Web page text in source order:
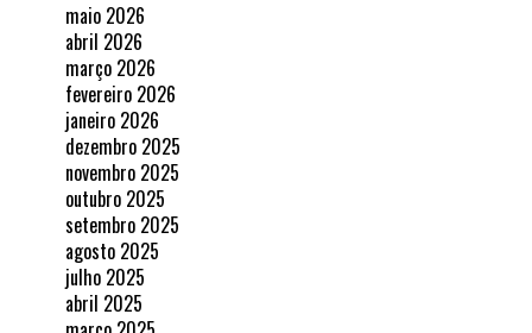
maio 2026
abril 2026
março 2026
fevereiro 2026
janeiro 2026
dezembro 2025
novembro 2025
outubro 2025
setembro 2025
agosto 2025
julho 2025
abril 2025